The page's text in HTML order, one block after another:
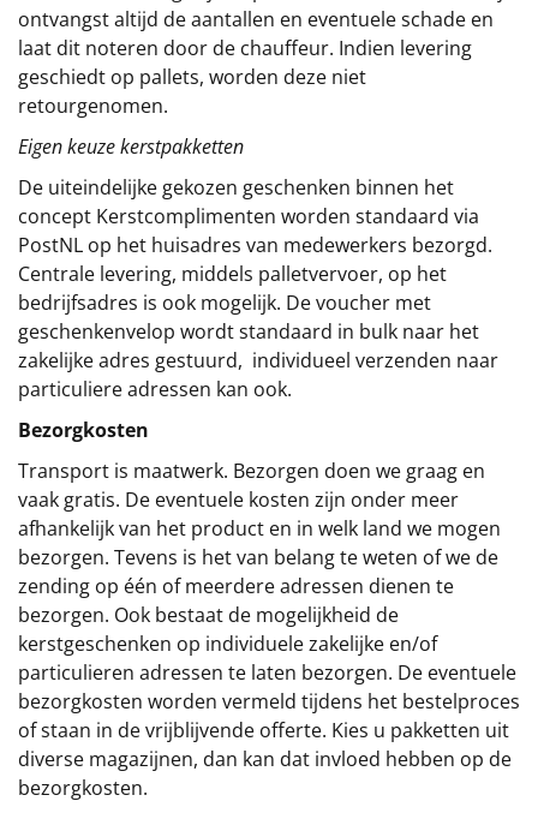
ontvangst altijd de aantallen en eventuele schade en
laat dit noteren door de chauffeur. Indien levering
geschiedt op pallets, worden deze niet
retourgenomen.
Eigen keuze kerstpakketten
De uiteindelijke gekozen geschenken binnen het
concept Kerstcomplimenten worden standaard via
PostNL op het huisadres van medewerkers bezorgd.
Centrale levering, middels palletvervoer, op het
bedrijfsadres is ook mogelijk. De voucher met
geschenkenvelop wordt standaard in bulk naar het
zakelijke adres gestuurd, individueel verzenden naar
particuliere adressen kan ook.
Bezorgkosten
Transport is maatwerk. Bezorgen doen we graag en
vaak gratis. De eventuele kosten zijn onder meer
afhankelijk van het product en in welk land we mogen
bezorgen. Tevens is het van belang te weten of we de
zending op één of meerdere adressen dienen te
bezorgen. Ook bestaat de mogelijkheid de
kerstgeschenken op individuele zakelijke en/of
particulieren adressen te laten bezorgen. De eventuele
bezorgkosten worden vermeld tijdens het bestelproces
of staan in de vrijblijvende offerte. Kies u pakketten uit
diverse magazijnen, dan kan dat invloed hebben op de
bezorgkosten.